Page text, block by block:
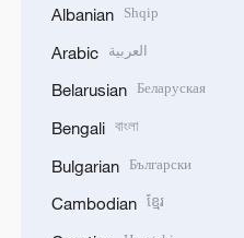
Albanian Shqip
Arabic العربية
Belarusian Беларуская
Bengali বাংলা
Bulgarian Български
Cambodian ខ្មែរ